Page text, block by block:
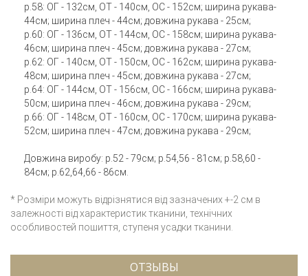
р.58: ОГ - 132см, ОТ - 140см, ОС - 152см; ширина рукава-
44см; ширина плеч - 44см; довжина рукава - 25см;
р.60: ОГ - 136см, ОТ - 144см, ОС - 158см; ширина рукава-
46см; ширина плеч - 45см; довжина рукава - 27см;
р.62: ОГ - 140см, ОТ - 150см, ОС - 162см; ширина рукава-
48см; ширина плеч - 45см; довжина рукава - 27см;
р.64: ОГ - 144см, ОТ - 156см, ОС - 166см; ширина рукава-
50см; ширина плеч - 46см; довжина рукава - 29см;
р.66: ОГ - 148см, ОТ - 160см, ОС - 170см; ширина рукава-
52см; ширина плеч - 47см; довжина рукава - 29см;
Довжина виробу: р.52 - 79см; р.54,56 - 81см; р.58,60 -
84см; р.62,64,66 - 86см.
* Розміри можуть відрізнятися від зазначених +-2 см в
залежності від характеристик тканини, технічних
особливостей пошиття, ступеня усадки тканини.
ОТЗЫВЫ